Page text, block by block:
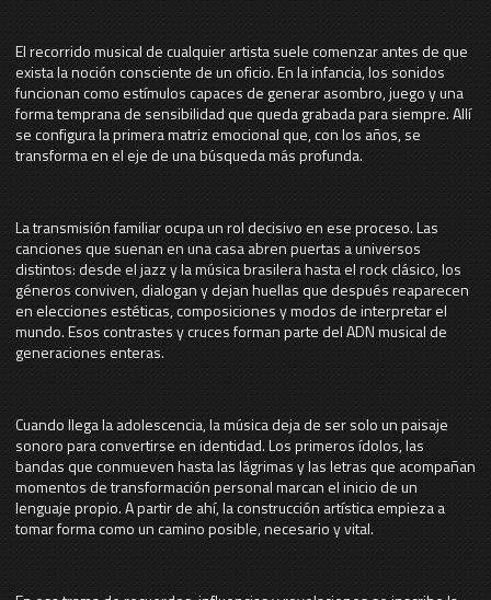
El recorrido musical de cualquier artista suele comenzar antes de que
exista la noción consciente de un oficio. En la infancia, los sonidos
funcionan como estímulos capaces de generar asombro, juego y una
forma temprana de sensibilidad que queda grabada para siempre. Allí
se configura la primera matriz emocional que, con los años, se
transforma en el eje de una búsqueda más profunda.
La transmisión familiar ocupa un rol decisivo en ese proceso. Las
canciones que suenan en una casa abren puertas a universos
distintos: desde el jazz y la música brasilera hasta el rock clásico, los
géneros conviven, dialogan y dejan huellas que después reaparecen
en elecciones estéticas, composiciones y modos de interpretar el
mundo. Esos contrastes y cruces forman parte del ADN musical de
generaciones enteras.
Cuando llega la adolescencia, la música deja de ser solo un paisaje
sonoro para convertirse en identidad. Los primeros ídolos, las
bandas que conmueven hasta las lágrimas y las letras que acompañan
momentos de transformación personal marcan el inicio de un
lenguaje propio. A partir de ahí, la construcción artística empieza a
tomar forma como un camino posible, necesario y vital.